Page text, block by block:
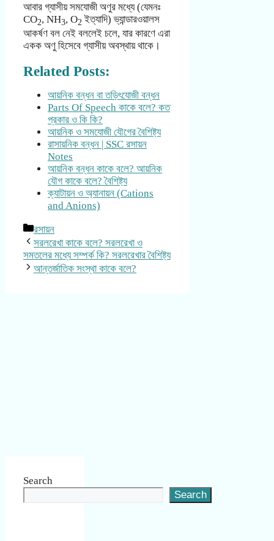
আবার গ্যাসীয় সমযোজী অণুর মধ্যে (যেমনঃ
CO2, NH3, O2ইত্যাদি) ভ্যান্ডারওয়ালস
আকর্ষণ বল নেই বললেই চলে, যার কারণে এরা
একক অণু হিসেবে গ্যাসীয় অবস্থায় থাকে।
Related Posts:
আয়নিক বন্ধন বা তড়িৎযোজী বন্ধন
Parts Of Speech কাকে বলে? কত
প্রকার ও কি কি?
আয়নিক ও সমযোজী যৌগের বৈশিষ্ট্য
রাসায়নিক বন্ধন | SSC রসায়ন
Notes
আয়নিক বন্ধন কাকে বলে? আয়নিক
যৌগ কাকে বলে? বৈশিষ্ট্য
ক্যাটায়ন ও অ্যানায়ন (Cations
and Anions)
Categories
রসায়ন
সরলরেখা কাকে বলে? সরলরেখা ও
সমতলের মধ্যে সম্পর্ক কি? সরলরেখার বৈশিষ্ট্য
আন্তর্জাতিক সংস্থা কাকে বলে?
Search
Search